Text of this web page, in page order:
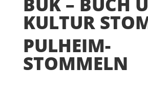
KULTUR
PULHEIM-
STOMMELN